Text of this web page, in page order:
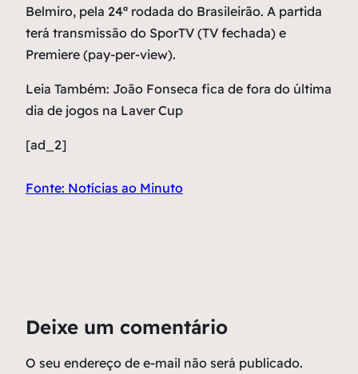
Belmiro, pela 24ª rodada do Brasileirão. A partida
terá transmissão do SporTV (TV fechada) e
Premiere (pay-per-view).
Leia Também: João Fonseca fica de fora do última
dia de jogos na Laver Cup
[ad_2]
Fonte: Notícias ao Minuto
Deixe um comentário
O seu endereço de e-mail não será publicado.